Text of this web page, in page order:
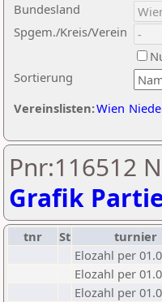
Sortierung
Bundesland
Spgem./Kreis/Verein
Vereinslisten:Wien
Pnr:116512
Grafik
tnr St turnier
Elozahl per
Elozahl per
Elozahl per